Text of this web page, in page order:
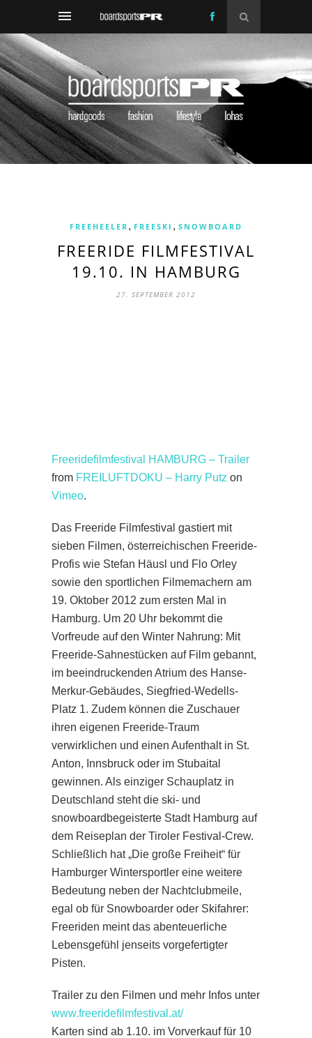
FREEHEELER , FREESKI , SNOWBOARD
FREERIDE FILMFESTIVAL
19.10. IN HAMBURG
27. SEPTEMBER 2012
Freeridefilmfestival HAMBURG – Trailer
from FREILUFTDOKU – Harry Putz on
Vimeo.
Das Freeride Filmfestival gastiert mit
sieben Filmen, österreichischen Freeride-
Profis wie Stefan Häusl und Flo Orley
sowie den sportlichen Filmemachern am
19. Oktober 2012 zum ersten Mal in
Hamburg. Um 20 Uhr bekommt die
Vorfreude auf den Winter Nahrung: Mit
Freeride-Sahnestücken auf Film gebannt,
im beeindruckenden Atrium des Hanse-
Merkur-Gebäudes, Siegfried-Wedells-
Platz 1. Zudem können die Zuschauer
ihren eigenen Freeride-Traum
verwirklichen und einen Aufenthalt in St.
Anton, Innsbruck oder im Stubaital
gewinnen. Als einziger Schauplatz in
Deutschland steht die ski- und
snowboardbegeisterte Stadt Hamburg auf
dem Reiseplan der Tiroler Festival-Crew.
Schließlich hat „Die große Freiheit“ für
Hamburger Wintersportler eine weitere
Bedeutung neben der Nachtclubmeile,
egal ob für Snowboarder oder Skifahrer:
Freeriden meint das abenteuerliche
Lebensgefühl jenseits vorgefertigter
Pisten.
Trailer zu den Filmen und mehr Infos unter
www.freeridefilmfestival.at/
Karten sind ab 1.10. im Vorverkauf für 10